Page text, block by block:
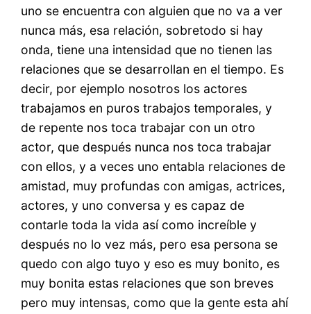
uno se encuentra con alguien que no va a ver
nunca más, esa relación, sobretodo si hay
onda, tiene una intensidad que no tienen las
relaciones que se desarrollan en el tiempo. Es
decir, por ejemplo nosotros los actores
trabajamos en puros trabajos temporales, y
de repente nos toca trabajar con un otro
actor, que después nunca nos toca trabajar
con ellos, y a veces uno entabla relaciones de
amistad, muy profundas con amigas, actrices,
actores, y uno conversa y es capaz de
contarle toda la vida así como increíble y
después no lo vez más, pero esa persona se
quedo con algo tuyo y eso es muy bonito, es
muy bonita estas relaciones que son breves
pero muy intensas, como que la gente esta ahí